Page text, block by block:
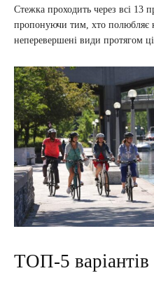
Стежка проходить через всі 13
пропонуючи тим, хто полюбляє
неперевершені види протягом
ТОП-5 варіантів